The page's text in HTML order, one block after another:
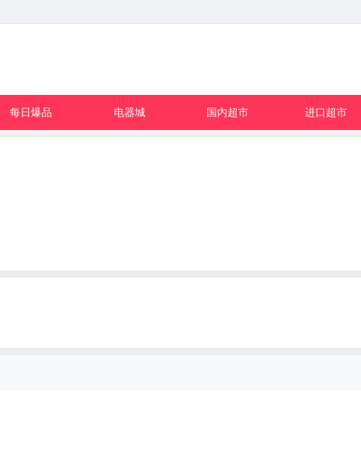
每日爆品 电器城 国内超市 进口超市